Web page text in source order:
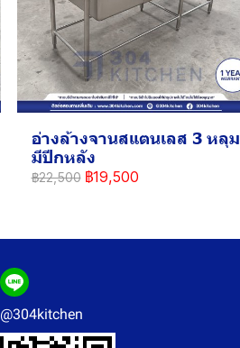
อ่างล้างจานสแตนเลส 3 หลุม
มีปีกหลัง
฿22,500 ฿19,500
@304kitchen